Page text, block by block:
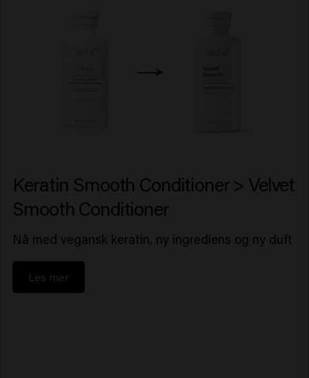
Keratin Smooth Conditioner > Velvet
Smooth Conditioner
Nå med vegansk keratin, ny ingrediens og ny duft
Les mer